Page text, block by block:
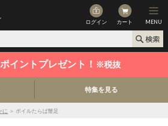
ログイン カート MENU
イントプレゼント！ ※税抜
特集を見る
に ＞ ボイルたらば蟹足